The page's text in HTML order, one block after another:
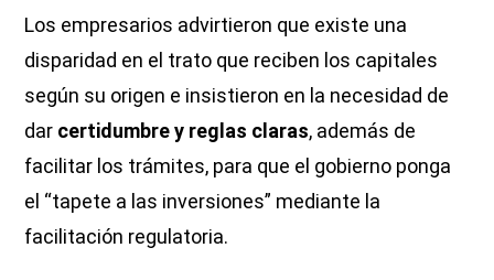
Los empresarios advirtieron que existe una
disparidad en el trato que reciben los capitales
según su origen e insistieron en la necesidad de
dar certidumbre y reglas claras, además de
facilitar los trámites, para que el gobierno ponga
el “tapete a las inversiones” mediante la
facilitación regulatoria.